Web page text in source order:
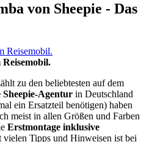
von Sheepie - Das
zu den beliebtesten auf dem
Sheepie-Agentur in Deutschland
ein Ersatzteil benötigen) haben
meist in allen Größen und Farben
Erstmontage inklusive
vielen Tipps und Hinweisen ist bei